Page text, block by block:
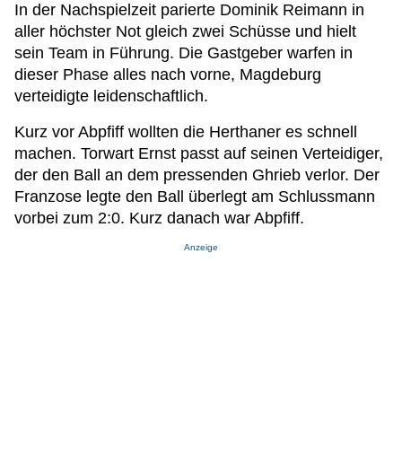
In der Nachspielzeit parierte Dominik Reimann in
aller höchster Not gleich zwei Schüsse und hielt
sein Team in Führung. Die Gastgeber warfen in
dieser Phase alles nach vorne, Magdeburg
verteidigte leidenschaftlich.
Kurz vor Abpfiff wollten die Herthaner es schnell
machen. Torwart Ernst passt auf seinen Verteidiger,
der den Ball an dem pressenden Ghrieb verlor. Der
Franzose legte den Ball überlegt am Schlussmann
vorbei zum 2:0. Kurz danach war Abpfiff.
Anzeige